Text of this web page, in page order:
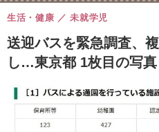
送迎バスを緊急調査、
し…東京都 1枚目の写
生活・健康 未就学児